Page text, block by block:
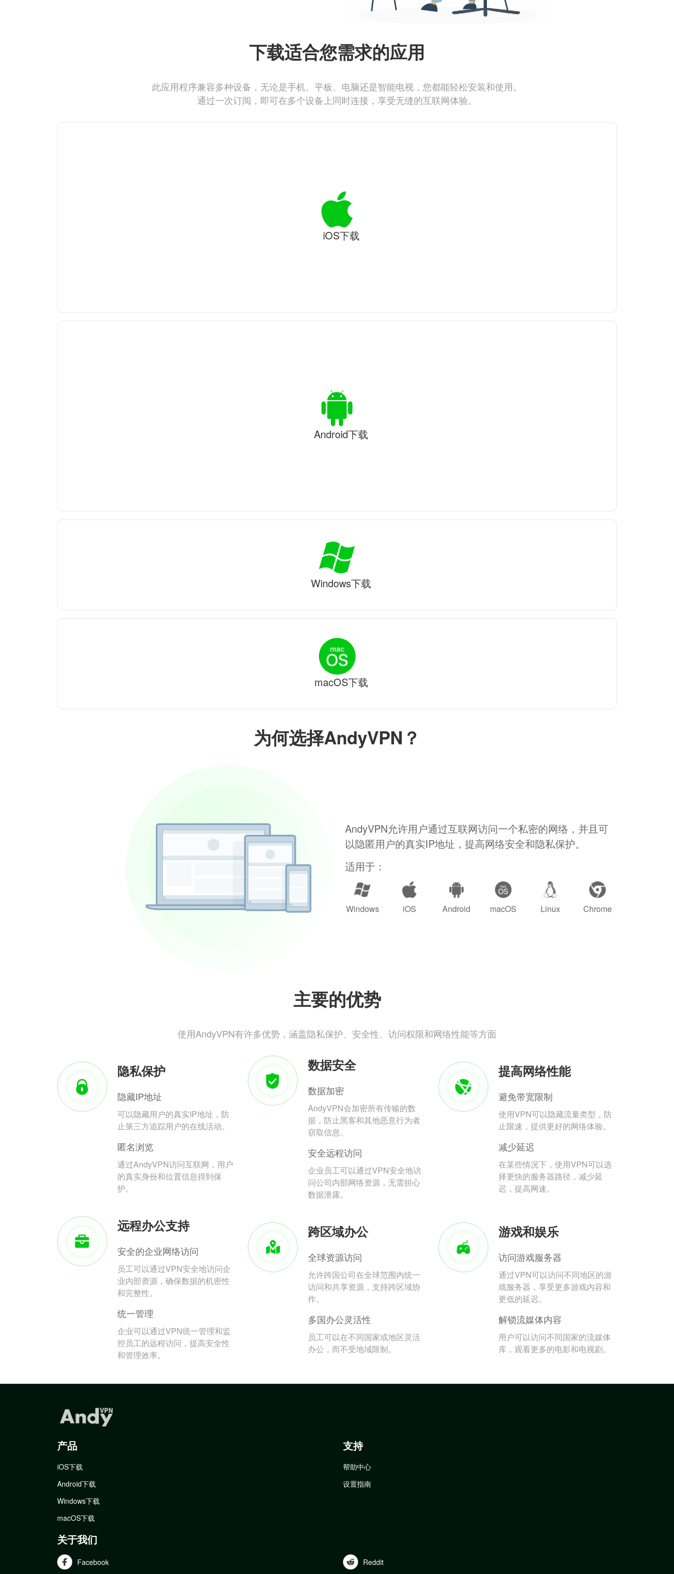
为何选择AndyVPN？
AndyVPN允许用户通过互联网访问一个私密的网络，并且可
以隐匿用户的真实IP地址，提高网络安全和隐私保护。
适用于：
Windows iOS Android macOS Linux Chrome
主要的优势
使用AndyVPN有许多优势，涵盖隐私保护、安全性、访问权限和网络性能等方面
隐私保护
隐藏IP地址
可以隐藏用户的真实IP地址，防
止第三方追踪用户的在线活动。
匿名浏览
通过AndyVPN访问互联网，用户
的真实身份和位置信息得到保
护。
数据安全
数据加密
AndyVPN会加密所有传输的数
据，防止黑客和其他恶意行为者
窃取信息。
安全远程访问
企业员工可以通过VPN安全地访
问公司内部网络资源，无需担心
数据泄露。
提高网络性能
避免带宽限制
使用VPN可以隐藏流量类型，防
止限速，提供更好的网络体验。
减少延迟
在某些情况下，使用VPN可以选
择更快的服务器路径，减少延
迟，提高网速。
远程办公支持
安全的企业网络访问
员工可以通过VPN安全地访问企
业内部资源，确保数据的机密性
和完整性。
统一管理
企业可以通过VPN统一管理和监
控员工的远程访问，提高安全性
和管理效率。
跨区域办公
全球资源访问
允许跨国公司在全球范围内统一
访问和共享资源，支持跨区域协
作。
多国办公灵活性
员工可以在不同国家或地区灵活
办公，而不受地域限制。
游戏和娱乐
访问游戏服务器
通过VPN可以访问不同地区的游
戏服务器，享受更多游戏内容和
更低的延迟。
解锁流媒体内容
用户可以访问不同国家的流媒体
库，观看更多的电影和电视剧。
下载适合您需求的应用
此应用程序兼容多种设备，无论是手机、平板、电脑还是智能电视，您都能轻松安装和使用。
通过一次订阅，即可在多个设备上同时连接，享受无缝的互联网体验。
iOS下载
Android下载
Windows下载
macOS下载
产品
iOS下载
Android下载
Windows下载
macOS下载
支持
帮助中心
设置指南
关于我们
Facebook Reddit